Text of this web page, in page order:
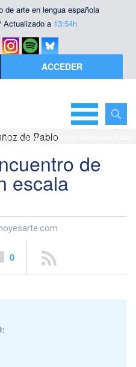
de arte en lengua española
Actualizado a 13:54h
ACCEDER
Foto: Juan Muñoz de Pablo
de
escala
0